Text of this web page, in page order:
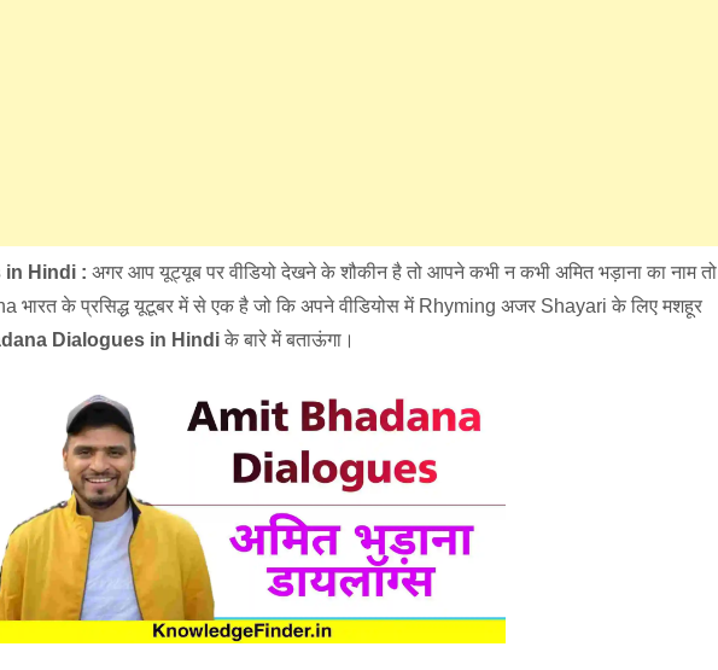
in Hindi : अगर आप यूट्यूब पर वीडियो देखने के शौकीन है तो आपने कभी न कभी अमित भड़ाना का नाम तो
भारत के प्रसिद्ध यूटूबर में से एक है जो कि अपने वीडियोस में Rhyming अजर Shayari के लिए मशहूर
Dialogues in Hindi के बारे में बताऊंगा।